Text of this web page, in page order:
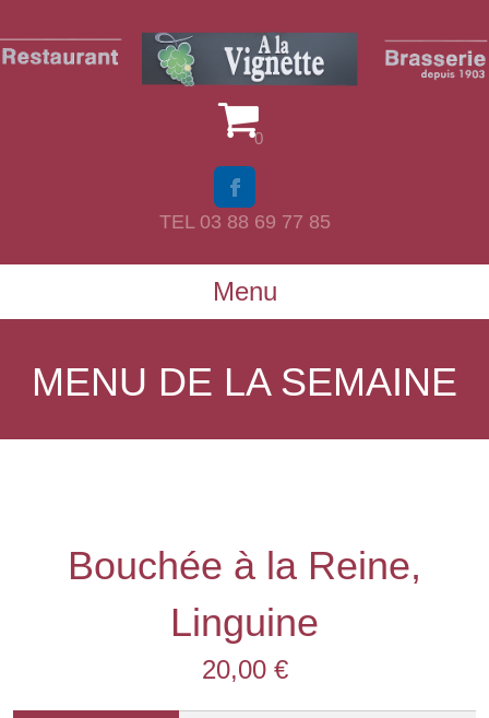
0
TEL 03 88 69 77 85
Menu
MENU DE LA SEMAINE
Bouchée à la Reine,
Linguine
20,00 €